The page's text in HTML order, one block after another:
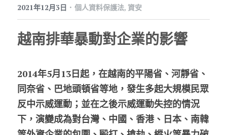
客戶服務
正航願景
工作機會
股東專區
ESG永續經營
搜索
2021年12月3日 · 個人資料保護法, 資安
越南排華暴動對企業的影響
2014年5月13日起，在越南的平陽省、河靜省、
同奈省、巴地頭頓省等地，發生多起大規模民眾
反中示威運動；並在之後示威運動失控的情況
下，演變成為對台灣、中國、香港、日本、南韓